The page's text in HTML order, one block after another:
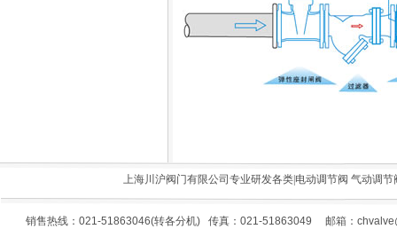
上海川沪阀门有限公司专业研发各类|电动调节阀 气动调节
销售热线：021-51863046(转各分机) 传真：021-51863049 邮箱：